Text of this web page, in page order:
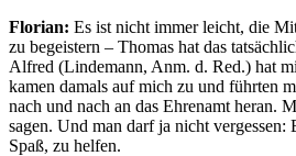
Florian: Es ist nicht immer leicht, die
zu begeistern – Thomas hat das
Alfred (Lindemann, Anm. d. Red.) hat
kamen damals auf mich zu und führten
nach und nach an das Ehrenamt heran.
sagen. Und man darf ja nicht vergessen:
Spaß, zu helfen.